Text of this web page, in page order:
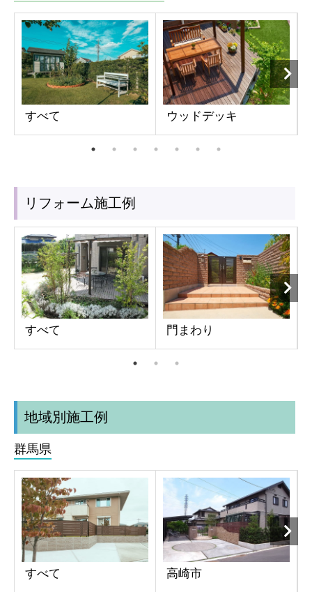
すべて ウッドデッキ
リフォーム施工例
すべて 門まわり
地域別施工例
群馬県
すべて 高崎市